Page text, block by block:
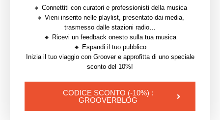
Non si limiteranno a ascoltare singoli, EP o album, ma
avranno in mente immagini e una storia
collegata. Questo renderà il loro ascolto e
l’attenzione verso di voi molto più profondi e
significativi.
3.2 Video e immagini
🔸 Connettiti con curatori e professionisti della musica
🔸 Vieni inserito nelle playlist, presentato dai media,
trasmesso dalle stazioni radio…
🔸 Ricevi un feedback onesto sulla tua musica
🔸 Espandi il tuo pubblico
Inizia il tuo viaggio con Groover e approfitta di uno speciale
sconto del 10%!
CODICE SCONTO (-10%) :
GROOVERBLOG